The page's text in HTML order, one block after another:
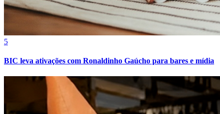
5
BIC leva ativações com Ronaldinho Gaúcho para bares e mídia